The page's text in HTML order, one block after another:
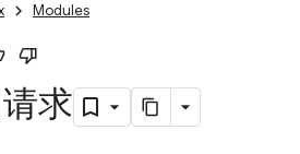
Modules
求